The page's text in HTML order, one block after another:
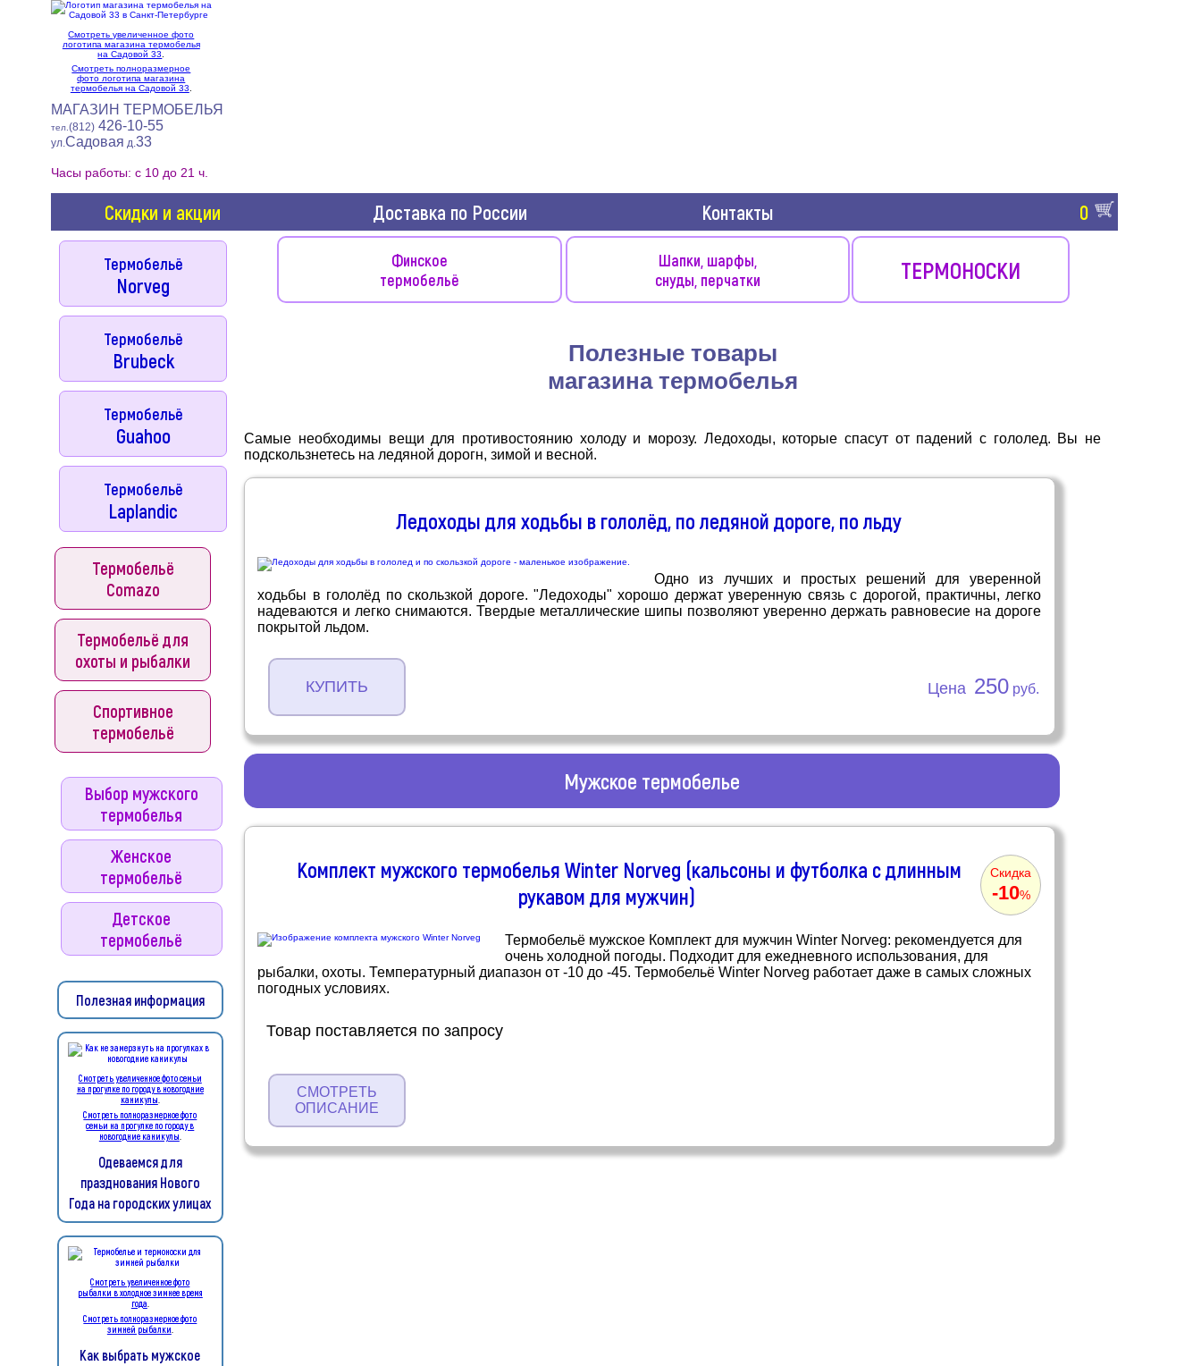
Смотреть увеличенное фото
логотипа магазина термобелья
на Садовой 33
Смотреть полноразмерное
фото логотипа магазина
термобелья на Садовой 33
МАГАЗИН ТЕРМОБЕЛЬЯ
тел. (812)426-10-55
ул.Садовая д.33
Часы работы: с 10 до 21 ч.
Скидки и акции Доставка по России Контакты 0
Выбор мужского
термобелья
Женское
термобельё
Детское
термобельё
Термобельё
Comazo
Термобельё для
охоты и рыбалки
Спортивное
термобельё
Финское
термобельё
Шапки, шарфы,
снуды, перчатки
ТЕРМОНОСКИ
Полезные товары
магазина термобелья
Самые необходимы вещи для противостоянию холоду и морозу. Ледоходы, которые спасут от падений с гололед. Вы не
подскользнетесь на ледяной дорогн, зимой и весной.
Ледоходы для ходьбы в гололёд, по ледяной дороге, по льду
Одно из лучших и простых решений для уверенной
ходьбы в гололёд по скользкой дороге. "Ледоходы" хорошо держат уверенную связь с дорогой, практичны, легко
надеваются и легко снимаются. Твердые металлические шипы позволяют уверенно держать равновесие на дороге
покрытой льдом.
КУПИТЬ Цена 250 руб.
Мужское термобелье
Комплект мужского термобелья Winter Norveg (кальсоны и футболка с длинным
рукавом для мужчин)
Скидка
-10%
Термобельё мужское Комплект для мужчин Winter Norveg: рекомендуется для
очень холодной погоды. Подходит для ежедневного использования, для
рыбалки, охоты. Температурный диапазон от -10 до -45. Термобельё Winter Norveg работает даже в самых сложных
погодных условиях.
Товар поставляется по запросу
СМОТРЕТЬ
ОПИСАНИЕ
Термобельё
Norveg
Термобельё
Brubeck
Термобельё
Guahoo
Термобельё
Laplandic
Полезная информация
Смотреть увеличенное фото семьи
на прогулке по городу в новогодние
каникулы
Смотреть полноразмерное фото
семьи на прогулке по городу в
новогодние каникулы
Одеваемся для
празднования Нового
Года на городских улицах
Смотреть увеличенное фото
рыбалки в холодное зимнее время
года
Смотреть полноразмерное фото
зимней рыбалки
Как выбрать мужское